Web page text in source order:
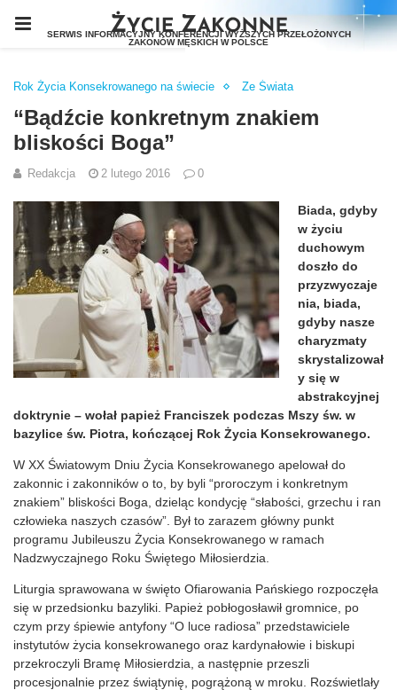
Rok Życia Konsekrowanego na świecie Ze Świata
“Bądźcie konkretnym znakiem
bliskości Boga”
Redakcja 2 lutego 2016 0
Biada, gdyby
w życiu
duchowym
doszło do
przyzwyczaje
nia, biada,
gdyby nasze
charyzmaty
skrystalizował
y się w
abstrakcyjnej
doktrynie – wołał papież Franciszek podczas Mszy św. w
bazylice św. Piotra, kończącej Rok Życia Konsekrowanego.
W XX Światowym Dniu Życia Konsekrowanego apelował do
zakonnic i zakonników o to, by byli “proroczym i konkretnym
znakiem” bliskości Boga, dzieląc kondycję “słabości, grzechu i ran
człowieka naszych czasów”. Był to zarazem główny punkt
programu Jubileuszu Życia Konsekrowanego w ramach
Nadzwyczajnego Roku Świętego Miłosierdzia.
Liturgia sprawowana w święto Ofiarowania Pańskiego rozpoczęła
się w przedsionku bazyliki. Papież pobłogosławił gromnice, po
czym przy śpiewie antyfony “O luce radiosa” przedstawiciele
instytutów życia konsekrowanego oraz kardynałowie i biskupi
przekroczyli Bramę Miłosierdzia, a następnie przeszli
procesjonalnie przez świątynię, pogrążoną w mroku. Rozświetlały